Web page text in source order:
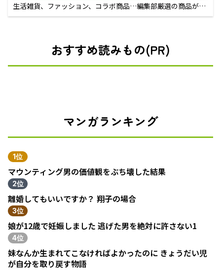
生活雑貨、ファッション、コラボ商品…編集部厳選の商品が買
えるECサイト
おすすめ読みもの(PR)
マンガランキング
1位
マウンティング男の価値観をぶち壊した結果
2位
離婚してもいいですか？ 翔子の場合
3位
娘が12歳で妊娠しました 逃げた男を絶対に許さない1
4位
妹なんか生まれてこなければよかったのに きょうだい児
が自分を取り戻す物語